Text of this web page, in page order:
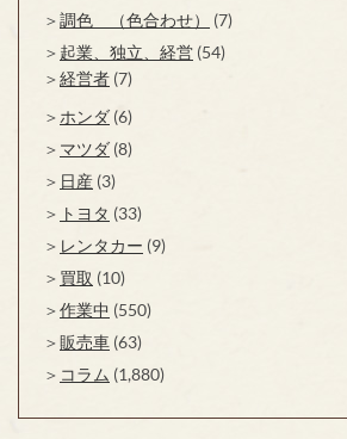
調色 （色合わせ）
(7)
起業、独立、経営 (54)
経営者 (7)
ホンダ (6)
マツダ (8)
日産 (3)
トヨタ (33)
レンタカー (9)
買取 (10)
作業中 (550)
販売車 (63)
コラム (1,880)